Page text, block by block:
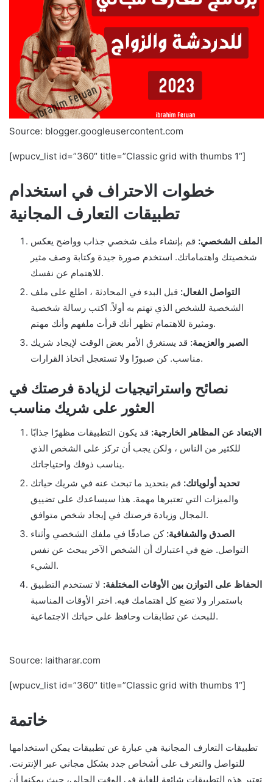
Source: blogger.googleusercontent.com
[wpucv_list id=”360″ title=”Classic grid with thumbs 1″]
خطوات الاحتراف في استخدام
تطبيقات التعارف المجانية
الملف الشخصي: قم بإنشاء ملف شخصي جذاب وواضح يعكس
شخصيتك واهتماماتك. استخدم صورة جيدة وكتابة وصف مثير
للاهتمام عن نفسك.
التواصل الفعال: قبل البدء في المحادثة ، اطلع على ملف
الشخصية للشخص الذي تهتم به أولاً. اكتب رسالة شخصية
ومثيرة للاهتمام تظهر أنك قرأت ملفهم وأنك مهتم.
الصبر والعزيمة: قد يستغرق الأمر بعض الوقت لإيجاد شريك
مناسب. كن صبورًا ولا تستعجل اتخاذ القرارات.
نصائح واستراتيجيات لزيادة فرصتك في
العثور على شريك مناسب
الابتعاد عن المظاهر الخارجية: قد يكون التطبيقات مظهرًا جذابًا
للكثير من الناس ، ولكن يجب أن تركز على الشخص الذي
يناسب ذوقك واحتياجاتك.
تحديد أولوياتك: قم بتحديد ما تبحث عنه في شريك حياتك
والميزات التي تعتبرها مهمة. هذا سيساعدك على تضييق
المجال وزيادة فرصتك في إيجاد شخص متوافق.
الصدق والشفافية: كن صادقًا في ملفك الشخصي وأثناء
التواصل. ضع في اعتبارك أن الشخص الآخر يبحث عن نفس
الشيء.
الحفاظ على التوازن بين الأوقات المختلفة: لا تستخدم التطبيق
باستمرار ولا تضع كل اهتمامك فيه. اختر الأوقات المناسبة
للبحث عن تطابقات وحافظ على حياتك الاجتماعية.
Source: laitharar.com
[wpucv_list id=”360″ title=”Classic grid with thumbs 1″]
خاتمة
تطبيقات التعارف المجانية هي عبارة عن تطبيقات يمكن استخدامها
للتواصل والتعرف على أشخاص جدد بشكل مجاني عبر الإنترنت.
تعتبر هذه التطبيقات شائعة للغاية في الوقت الحالي، حيث يمكنها أن